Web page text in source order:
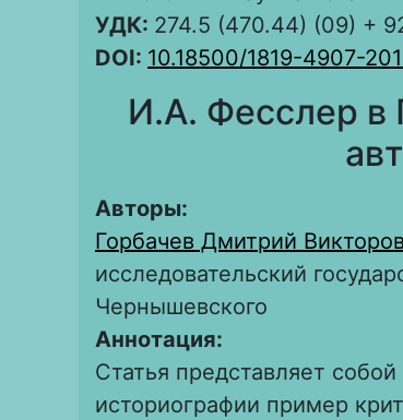
УДК: 274.5 (470.44) (09) +
DOI: 10.18500/1819-4907-
И.А. Фесслер в
Авторы:
Горбачев Дмитрий
исследовательский
Чернышевского
Аннотация:
Статья представляет
историографии пример